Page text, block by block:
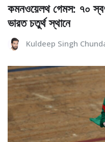
কমনওয়েলথ গেমস: ৭০
ভারত চতুর্থ স্থানে
Kuldeep Singh